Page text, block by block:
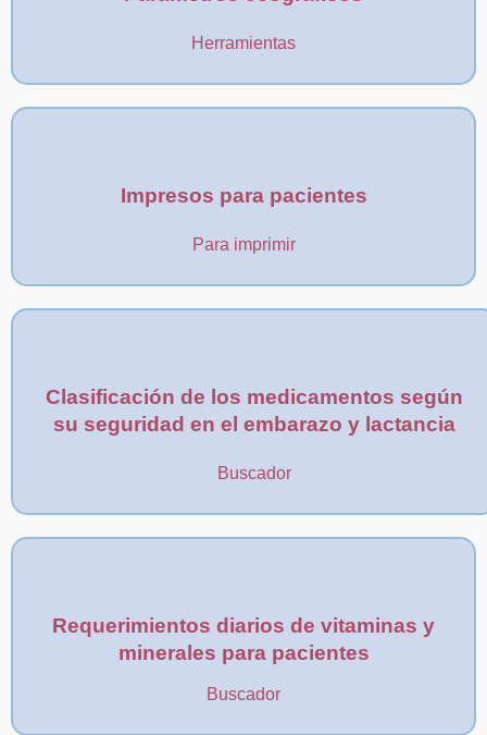
Herramientas
Impresos para pacientes
Para imprimir
Clasificación de los medicamentos según
su seguridad en el embarazo y lactancia
Buscador
Requerimientos diarios de vitaminas y
minerales para pacientes
Buscador